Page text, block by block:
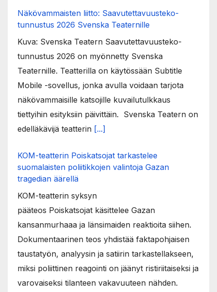
Näkövammaisten liitto: Saavutettavuusteko-
tunnustus 2026 Svenska Teaternille
Kuva: Svenska Teatern Saavutettavuusteko-
tunnustus 2026 on myönnetty Svenska
Teaternille. Teatterilla on käytössään Subtitle
Mobile -sovellus, jonka avulla voidaan tarjota
näkövammaisille katsojille kuvailutulkkaus
tiettyihin esityksiin päivittäin. Svenska Teatern on
edelläkävijä teatterin [...]
KOM-teatterin Poiskatsojat tarkastelee
suomalaisten poliitikkojen valintoja Gazan
tragedian äärellä
KOM-teatterin syksyn
pääteos Poiskatsojat käsittelee Gazan
kansanmurhaaa ja länsimaiden reaktioita siihen.
Dokumentaarinen teos yhdistää faktapohjaisen
taustatyön, analyysin ja satiirin tarkastellakseen,
miksi poliittinen reagointi on jäänyt ristiriitaiseksi ja
varovaiseksi tilanteen vakavuuteen nähden.